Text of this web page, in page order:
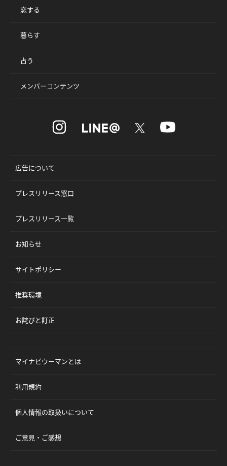
恋する
暮らす
占う
メンバーコンテンツ
広告について
プレスリリース窓口
プレスリリース一覧
お知らせ
サイトポリシー
推奨環境
お詫びと訂正
マイナビウーマンとは
利用規約
個人情報の取扱いについて
ご意見・ご感想